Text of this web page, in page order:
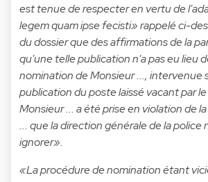
est tenue de respecter en vertu de
legem quam ipse fecisti» rappelé ci-
du dossier que des affirmations de la
qu'une telle publication n'a pas eu lieu
nomination de Monsieur ..., intervenue
publication du poste laissé vacant par
Monsieur ... a été prise en violation de
... que la direction générale de la police
ignorer».
«La procédure de nomination étant